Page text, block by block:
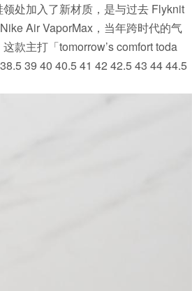
处加入了新材质，是与过去 Flyknit
Air VaporMax，当年跨时代的气
款主打「tomorrow’s comfort toda
39 40 40.5 41 42 42.5 43 44 44.5